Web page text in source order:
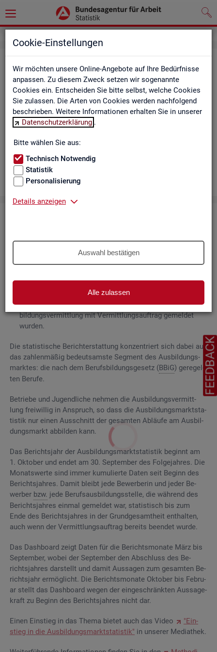
Cookie-Einstellungen
Wir möchten unsere Online-Angebote auf Ihre Bedürfnisse
anpassen. Zu diesem Zweck setzen wir sogenannte
Cookies ein. Entscheiden Sie bitte selbst, welche Cookies
Sie zulassen. Die Arten von Cookies werden nachfolgend
beschrieben. Weitere Informationen erhalten Sie in unserer
Datenschutzerklärung .
Bitte wählen Sie aus:
Technisch Notwendig
Statistik
Personalisierung
Details anzeigen
Auswahl bestätigen
Alle zulassen
Aus­bil­dungs­markt
Das Da­sh­board zeigt die wich­tigs­ten Daten zum Aus­bil­dungs­
markt in in­ter­ak­ti­ven Gra­fi­ken und Ta­bel­len. Für Deutsch­land,
Län­der, Krei­se, Agen­tur­be­zir­ke und Ar­beits­markt­re­gio­nen bil­
det es ge­mel­de­te Be­wer­be­rin­nen und Be­wer­ber sowie Be­rufs­
aus­bil­dungs­stel­len nach ge­frag­ten Merk­ma­len ab, bei­spiels­
wei­se Be­ru­fe. Neue Daten gibt es mo­nat­lich für März bis Sep­
DieAus­bil­dungs­markt­sta­tis­tik be­rich­tet über
Be­wer­be­rin­nen und Be­wer­ber für Be­rufs­aus­bil­
der Agen­tu­ren für Ar­beit undJob­cen­terzum Aus­bil­dungs­
markt in An­spruch neh­men, sowie
Be­rufs­aus­bil­dungs­stel­len, die beiAAundJCfür die Aus­
bil­dungs­ver­mitt­lung mit Ver­mitt­lungs­auf­trag ge­mel­det
wur­den.
Die sta­tis­ti­sche Be­richt­erstat­tung kon­zen­triert sich dabei auf
das zah­len­mä­ßig be­deut­sams­te Seg­ment des Aus­bil­dungs­
mark­tes: die nach dem Be­rufs­bil­dungs­ge­setz (BBiG) ge­re­gel­
ten Be­ru­fe.
Be­trie­be und Ju­gend­li­che neh­men die Aus­bil­dungs­ver­mitt­
lung frei­wil­lig in An­spruch, so dass die Aus­bil­dungs­markt­sta­
tis­tik nur einen Aus­schnitt der ge­sam­ten Ab­läu­fe am Aus­bil­
dungs­markt ab­bil­den kann.
Das Be­richts­jahr der Aus­bil­dungs­markt­sta­tis­tik be­ginnt am
1. Ok­to­ber und endet am 30. Sep­tem­ber des Fol­ge­jah­res. Die
Mo­nats­wer­te sind immer ku­mu­lier­te Daten seit Be­ginn des
Be­richts­jah­res. Damit bleibt jede Be­wer­be­rin und jeder Be­
wer­ber bzw. jede Be­rufs­aus­bil­dungs­stel­le, die wäh­rend des
Be­richts­jah­res ein­mal ge­mel­det war, sta­tis­tisch bis zum
Ende des Be­richts­jah­res in der Grund­ge­samt­heit ent­hal­ten,
auch wenn der Ver­mitt­lungs­auf­trag be­reits be­en­det wurde.
Das Da­sh­board zeigt Daten für die Be­richts­mo­na­te März bis
Sep­tem­ber, wobei der Sep­tem­ber den Ab­schluss des Be­
richts­jah­res dar­stellt und damit Aus­sa­gen zum ge­sam­ten Be­
richts­jahr er­mög­licht. Die Be­richts­mo­na­te Ok­to­ber bis Fe­bru­
ar stellt das Da­sh­board wegen der ein­ge­schränk­ten Aus­sa­ge­
kraft zu Be­ginn des Be­richts­jah­res nicht dar.
Einen Ein­stieg in das Thema bie­tet auch das Video
"Ein­
stieg in die Aus­bil­dungs­markt­sta­tis­tik" in un­se­rer Me­dia­thek.
FEEDBACK